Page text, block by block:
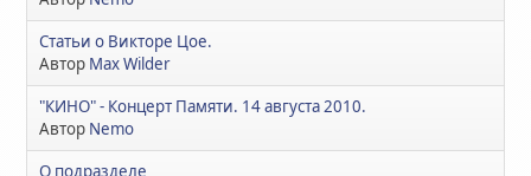
Статьи о Викторе Цое.
Автор Max Wilder
"КИНО" - Концерт Памяти. 14 августа 2010.
Автор Nemo
О подразделе